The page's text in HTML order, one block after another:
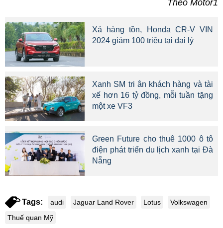
Theo Motor1
Xả hàng tồn, Honda CR-V VIN
2024 giảm 100 triệu tại đại lý
Xanh SM tri ân khách hàng và tài
xế hơn 16 tỷ đồng, mỗi tuần tặng
một xe VF3
Green Future cho thuê 1000 ô tô
điện phát triển du lịch xanh tại Đà
Nẵng
Tags: audi Jaguar Land Rover Lotus
Volkswagen
Thuế quan Mỹ